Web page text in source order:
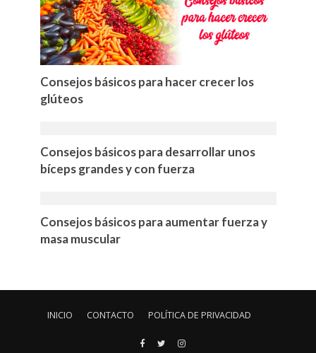
Consejos básicos para hacer crecer los
glúteos
Consejos básicos para desarrollar unos
bíceps grandes y con fuerza
Consejos básicos para aumentar fuerza y
masa muscular
INICIO CONTACTO POLÍTICA DE PRIVACIDAD